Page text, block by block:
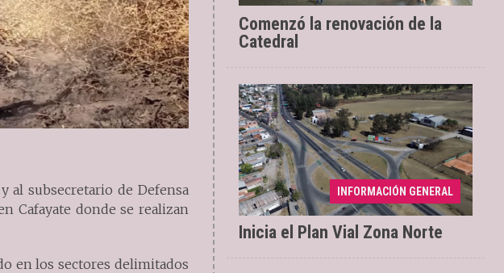
y al subsecretario de Defensa
Cafayate donde se realizan
en los sectores delimitados
Comenzó la renovación de la
Catedral
INFORMACIÓN GENERAL
Inicia el Plan Vial Zona Norte
04/08/2026
Renovación de 2,6
kilómetros